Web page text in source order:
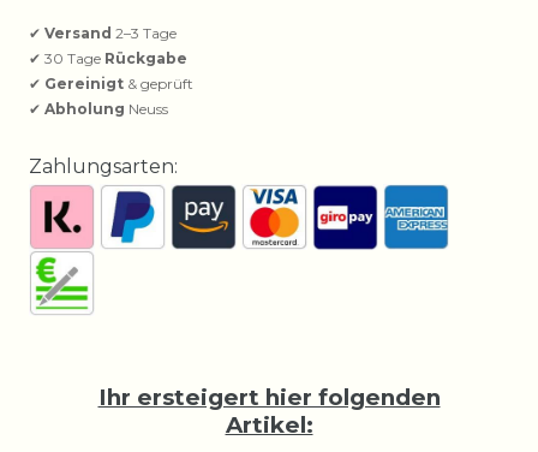
✔ Versand 2–3 Tage
✔ 30 Tage Rückgabe
✔ Gereinigt & geprüft
✔ Abholung Neuss
Zahlungsarten:
Ihr ersteigert hier folgenden
Artikel: